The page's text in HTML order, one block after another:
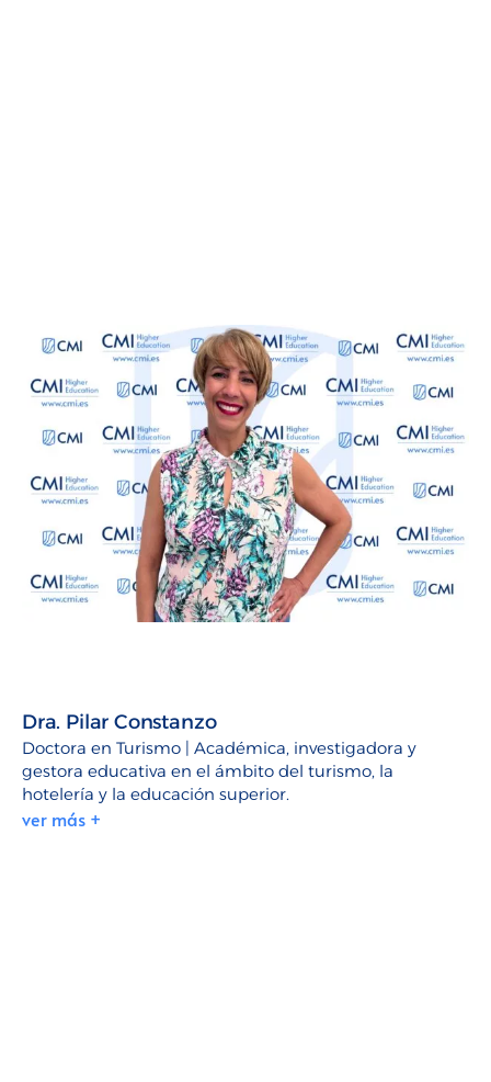
Dra. Pilar Constanzo
Doctora en Turismo | Académica, investigadora y
gestora educativa en el ámbito del turismo, la
hotelería y la educación superior.
ver más +